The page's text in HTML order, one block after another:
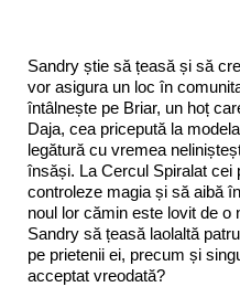
Sandry știe să țeasă și să
vor asigura un loc în
întâlnește pe Briar, un hoț
Daja, cea pricepută la
legătură cu vremea
însăși. La Cercul Spiralat cei
controleze magia și să aibă
noul lor cămin este lovit de o
Sandry să țeasă laolaltă
pe prietenii ei, precum și
acceptat vreodată?